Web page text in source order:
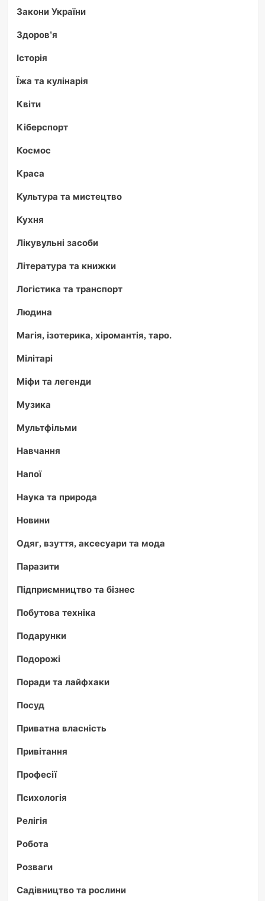
Закони України
Здоров'я
Історія
Їжа та кулінарія
Квіти
Кіберспорт
Космос
Краса
Культура та мистецтво
Кухня
Лікувульні засоби
Література та книжки
Логістика та транспорт
Людина
Магія, ізотерика, хіромантія, таро.
Мілітарі
Міфи та легенди
Музика
Мультфільми
Навчання
Напої
Наука та природа
Новини
Одяг, взуття, аксесуари та мода
Паразити
Підприємництво та бізнес
Побутова техніка
Подарунки
Подорожі
Поради та лайфхаки
Посуд
Приватна власність
Привітання
Професії
Психологія
Релігія
Робота
Розваги
Садівництво та рослини